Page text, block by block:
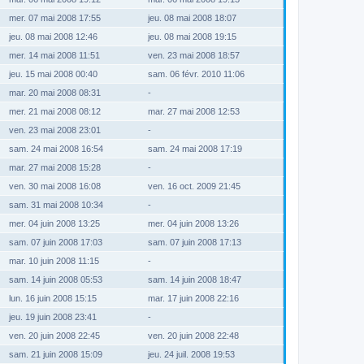
mer. 07 mai 2008 17:55
jeu. 08 mai 2008 18:07
jeu. 08 mai 2008 12:46
jeu. 08 mai 2008 19:15
mer. 14 mai 2008 11:51
ven. 23 mai 2008 18:57
jeu. 15 mai 2008 00:40
sam. 06 févr. 2010 11:06
mar. 20 mai 2008 08:31
-
mer. 21 mai 2008 08:12
mar. 27 mai 2008 12:53
ven. 23 mai 2008 23:01
-
sam. 24 mai 2008 16:54
sam. 24 mai 2008 17:19
mar. 27 mai 2008 15:28
-
ven. 30 mai 2008 16:08
ven. 16 oct. 2009 21:45
sam. 31 mai 2008 10:34
-
mer. 04 juin 2008 13:25
mer. 04 juin 2008 13:26
sam. 07 juin 2008 17:03
sam. 07 juin 2008 17:13
mar. 10 juin 2008 11:15
-
sam. 14 juin 2008 05:53
sam. 14 juin 2008 18:47
lun. 16 juin 2008 15:15
mar. 17 juin 2008 22:16
jeu. 19 juin 2008 23:41
-
ven. 20 juin 2008 22:45
ven. 20 juin 2008 22:48
sam. 21 juin 2008 15:09 jeu. 24 juil. 2008 19:53